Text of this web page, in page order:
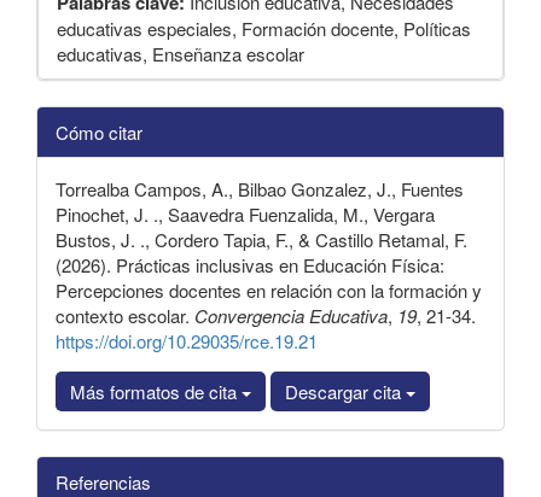
educativas especiales, Formación docente, Políticas
educativas, Enseñanza escolar
Detalles
del
artículo
Cómo citar
Torrealba Campos, A., Bilbao Gonzalez, J., Fuentes
Pinochet, J. ., Saavedra Fuenzalida, M., Vergara
Bustos, J. ., Cordero Tapia, F., & Castillo Retamal, F.
(2026). Prácticas inclusivas en Educación Física:
Percepciones docentes en relación con la formación y
contexto escolar. Convergencia Educativa, 19, 21-34.
https://doi.org/10.29035/rce.19.21
Más formatos de cita
Descargar cita
Referencias